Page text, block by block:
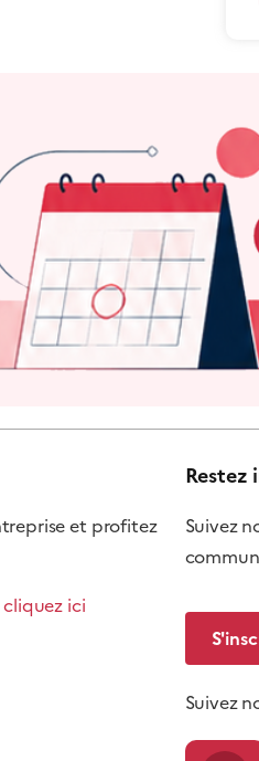
et profitez
cliquez ici
Restez
Suivez
Suivez